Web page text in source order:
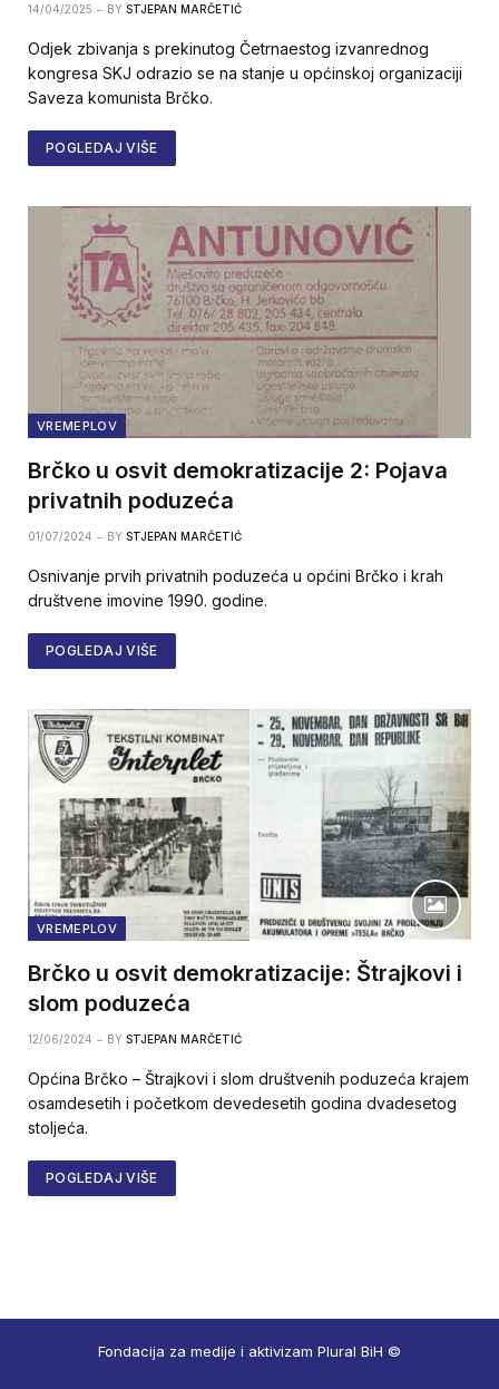
14/04/2025 BY STJEPAN MARČETIĆ
Odjek zbivanja s prekinutog Četrnaestog izvanrednog
kongresa SKJ odrazio se na stanje u općinskoj organizaciji
Saveza komunista Brčko.
POGLEDAJ VIŠE
VREMEPLOV
Brčko u osvit demokratizacije 2: Pojava
privatnih poduzeća
01/07/2024 BY STJEPAN MARČETIĆ
Osnivanje prvih privatnih poduzeća u općini Brčko i krah
društvene imovine 1990. godine.
POGLEDAJ VIŠE
VREMEPLOV
Brčko u osvit demokratizacije: Štrajkovi i
slom poduzeća
12/06/2024 BY STJEPAN MARČETIĆ
Općina Brčko – Štrajkovi i slom društvenih poduzeća krajem
osamdesetih i početkom devedesetih godina dvadesetog
stoljeća.
POGLEDAJ VIŠE
Fondacija za medije i aktivizam Plural BiH ©